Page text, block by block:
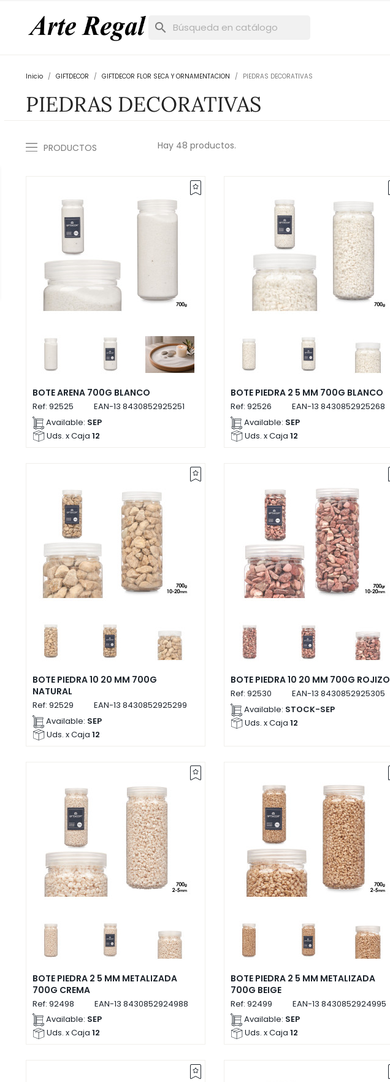
search
Inicio GIFTDECOR GIFTDECOR FLOR SECA Y ORNAMENTACION PIEDRAS DECORATIVAS
PIEDRAS DECORATIVAS
PRODUCTOS Hay 48 productos.
BOTE ARENA 700G BLANCO
Ref: 92525 EAN-13 8430852925251
Available: SEP
Uds. x Caja 12
BOTE PIEDRA 2 5 MM 700G BLANCO
Ref: 92526 EAN-13 8430852925268
Available: SEP
Uds. x Caja 12
BOTE PIEDRA 10 20 MM 700G
NATURAL
Ref: 92529 EAN-13 8430852925299
Available: SEP
Uds. x Caja 12
BOTE PIEDRA 10 20 MM 700G ROJIZO
Ref: 92530 EAN-13 8430852925305
Available: STOCK-SEP
Uds. x Caja 12
BOTE PIEDRA 2 5 MM METALIZADA
700G CREMA
Ref: 92498 EAN-13 8430852924988
Available: SEP
Uds. x Caja 12
BOTE PIEDRA 2 5 MM METALIZADA
700G BEIGE
Ref: 92499 EAN-13 8430852924995
Available: SEP
Uds. x Caja 12